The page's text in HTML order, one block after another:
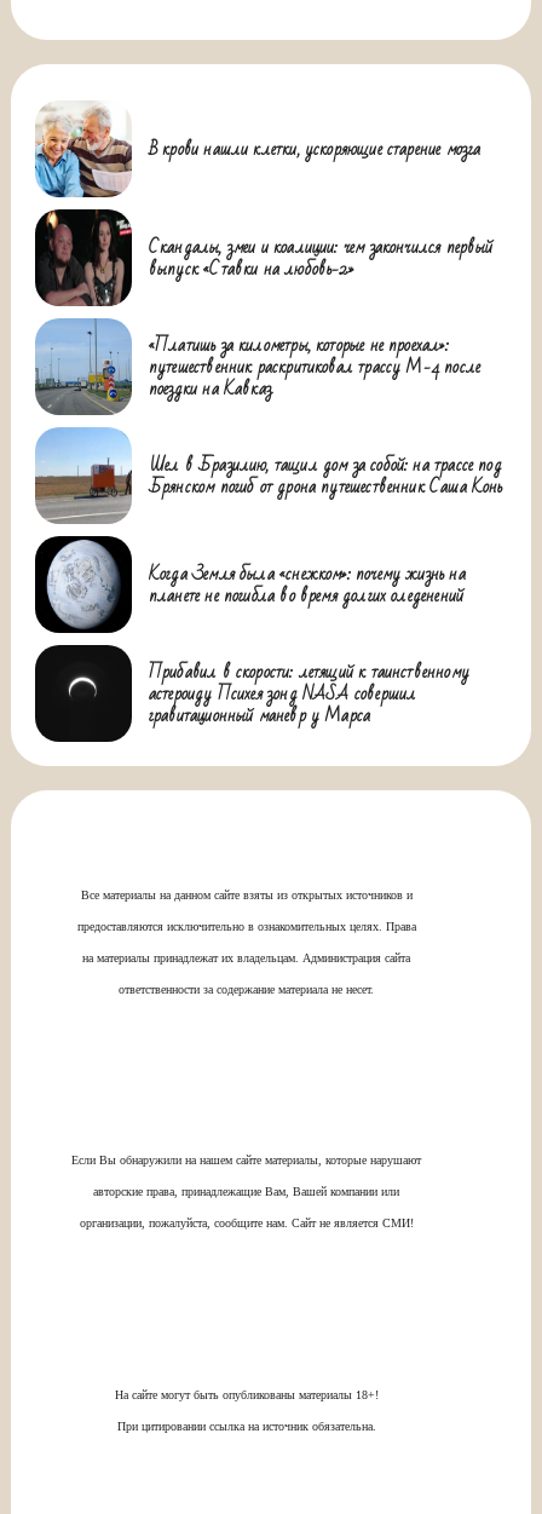
В крови нашли клетки, ускоряющие старение мозга
Скандалы, змеи и коалиции: чем закончился первый
выпуск «Ставки на любовь-2»
«Платишь за километры, которые не проехал»:
путешественник раскритиковал трассу М-4 после
поездки на Кавказ
Шел в Бразилию, тащил дом за собой: на трассе под
Брянском погиб от дрона путешественник Саша Конь
Когда Земля была «снежком»: почему жизнь на
планете не погибла во время долгих оледенений
Прибавил в скорости: летящий к таинственному
астероиду Психея зонд NASA совершил
гравитационный маневр у Марса
Все материалы на данном сайте взяты из открытых источников и
предоставляются исключительно в ознакомительных целях. Права
на материалы принадлежат их владельцам. Администрация сайта
ответственности за содержание материала не несет.
Если Вы обнаружили на нашем сайте материалы, которые нарушают
авторские права, принадлежащие Вам, Вашей компании или
организации, пожалуйста, сообщите нам. Сайт не является СМИ!
На сайте могут быть опубликованы материалы 18+!
При цитировании ссылка на источник обязательна.